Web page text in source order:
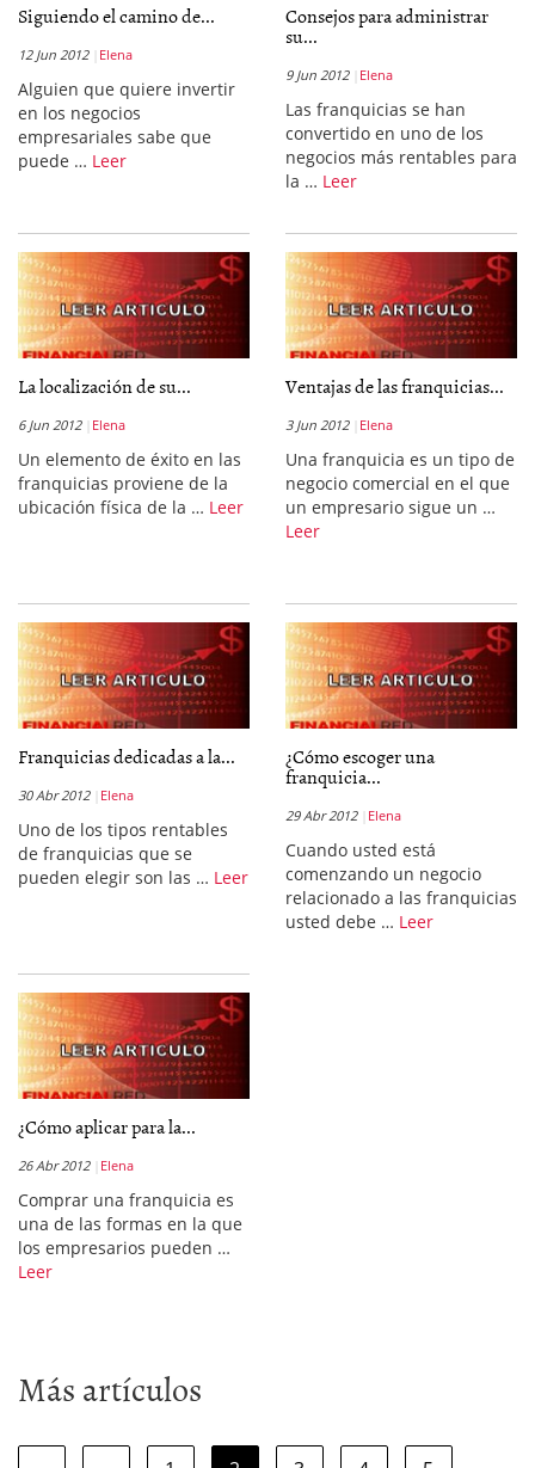
Siguiendo el camino de...
12 Jun 2012 Elena
Alguien que quiere invertir
en los negocios
empresariales sabe que
puede … Leer
Consejos para administrar
su...
9 Jun 2012 Elena
Las franquicias se han
convertido en uno de los
negocios más rentables para
la … Leer
La localización de su...
6 Jun 2012 Elena
Un elemento de éxito en las
franquicias proviene de la
ubicación física de la … Leer
Ventajas de las franquicias...
3 Jun 2012 Elena
Una franquicia es un tipo de
negocio comercial en el que
un empresario sigue un …
Leer
Franquicias dedicadas a la...
30 Abr 2012 Elena
Uno de los tipos rentables
de franquicias que se
pueden elegir son las … Leer
¿Cómo escoger una
franquicia...
29 Abr 2012 Elena
Cuando usted está
comenzando un negocio
relacionado a las franquicias
usted debe … Leer
¿Cómo aplicar para la...
26 Abr 2012 Elena
Comprar una franquicia es
una de las formas en la que
los empresarios pueden …
Leer
Más artículos